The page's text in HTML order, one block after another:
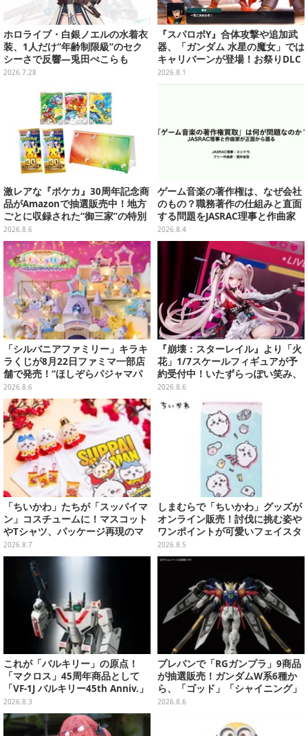
ホロライブ・白銀ノエルの水着衣
装、1人だけ“年齢制限級”のセク
シーさで反響―兎田ぺこらも
「こ、こんなことが許されていい
2026.7.28
『スパロボY』合体攻撃や追加武
器、「ガンダム 水星の魔女」では
キャリバーンが登場！お祭りDLC
「アニバーサリーエキスパンショ
ンパック」8月5日配信
2026.8.1
激レアな『ポケカ』30周年記念商
品がAmazonで抽選販売中！地方
ごとに収録された“御三家”の特別
カード
2026.8.6
ゲーム音楽の著作権は、なぜ会社
のもの？職務著作の仕組みと直面
する問題をJASRAC理事と作曲家
が徹底解説【CEDEC 2026】
2026.8.4
「シルバニアファミリー」キラキ
ラくじが8月22日ファミマ一部店
舗で発売！“ほしぞらパジャマパ
ーティ”をテーマに、お人形や建
物がラインナップ
2026.8.6
『崩壊：スターレイル』より「火
花」1/7スケールフィギュアが予
約受付中！いたずらっぽい笑み、
シルクハット型のステージが華や
かさを演出
2026.8.6
「ちいかわ」たちが「スッパイマ
ン」コスチュームに！マスコット
やTシャツ、パッケージ再現のマ
グネットなど全5アイテム
2026.8.7
しまむらで「ちいかわ」グッズが
オンライン販売！討伐に挑む姿や
ワンポイントが可愛いフェイスタ
オル、バスマットなど全14種
2026.8.5
これが「バルキリー」の原点！
「マクロス」45周年商品として
「VF-1J バルキリー45th Anniv.」
が予約開始
2026.8.3
プレバンで「RGガンプラ」9商品
が抽選販売！ガンダムW系6種か
ら、「ゴッド」「シャイニング」
まで
2026.8.6